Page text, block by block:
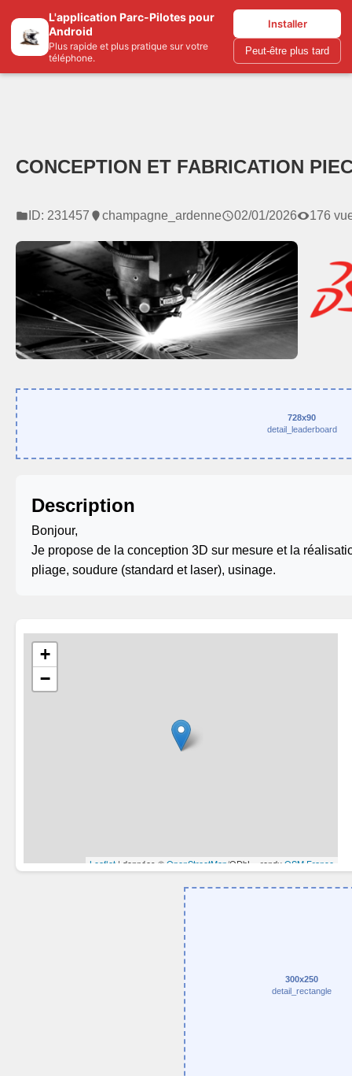
L'application Parc-Pilotes pour
Android
Plus rapide et plus pratique sur votre
téléphone.
Installer
Peut-être plus tard
Parc-pilotes.com
CONCEPTION ET FABRICATION
ID: 231457 champagne_ardenne 02/01/2026 176
728x90
detail_leaderboard
Description
Bonjour,
Je propose de la conception 3D sur mesure et la
pliage, soudure (standard et laser), usinage.
300x250
detail_rectangle